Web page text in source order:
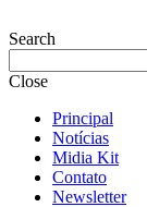
Search
Close
Principal
Notícias
Midia Kit
Contato
Newsletter